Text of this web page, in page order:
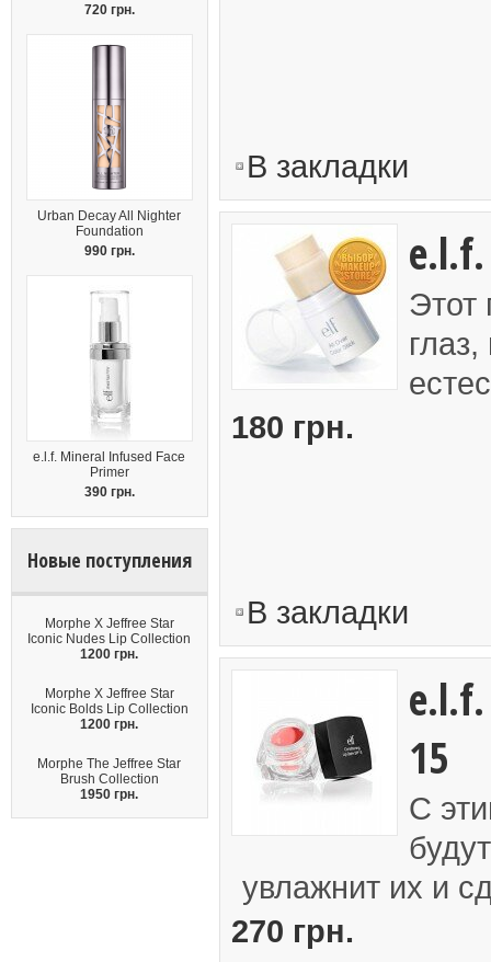
720 грн.
Urban Decay All Nighter
Foundation
990 грн.
e.l.f. Mineral Infused Face
Primer
390 грн.
Новые поступления
Morphe X Jeffree Star
Iconic Nudes Lip Collection
1200 грн.
Morphe X Jeffree Star
Iconic Bolds Lip Collection
1200 грн.
Morphe The Jeffree Star
Brush Collection
1950 грн.
В закладки
Этот
180 грн.
В закладки
15
С
увлажнит их и
270 грн.